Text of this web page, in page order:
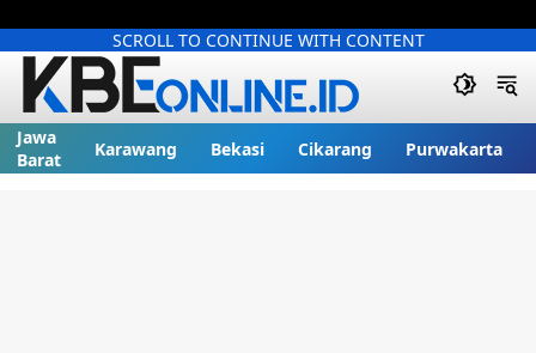
SCROLL TO CONTINUE WITH CONTENT
Jawa
Barat
Karawang Bekasi Cikarang Purwakarta